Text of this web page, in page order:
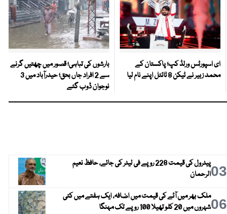
ای اسپورٹس ورلڈ کپ؛ پاکستان کے
محمد زبیر نے ٹیکن 8 ٹائٹل اپنے نام لیا
بارشوں کی تباہی؛ قصور میں چھتیں گرنے
سے 2 افراد جاں بحق؛ حیدرآباد میں 3
نوجوان ڈوب گئے
03
پیٹرول کی قیمت 228 روپے فی لیٹر کی جائے، حافظ نعیم
الرحمان
06ملک بھر میں آٹے کی قیمت میں اضافہ، ایک ہفتے میں کئی
شہروں میں 20 کلو تھیلا 100 روپے تک مہنگا